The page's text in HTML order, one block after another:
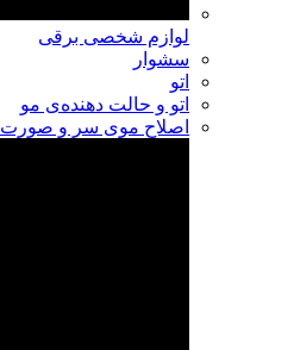
لوازم شخصی برقی
سشوار
اتو
اتو و حالت دهنده‌ی مو
اصلاح موی سر و صورت